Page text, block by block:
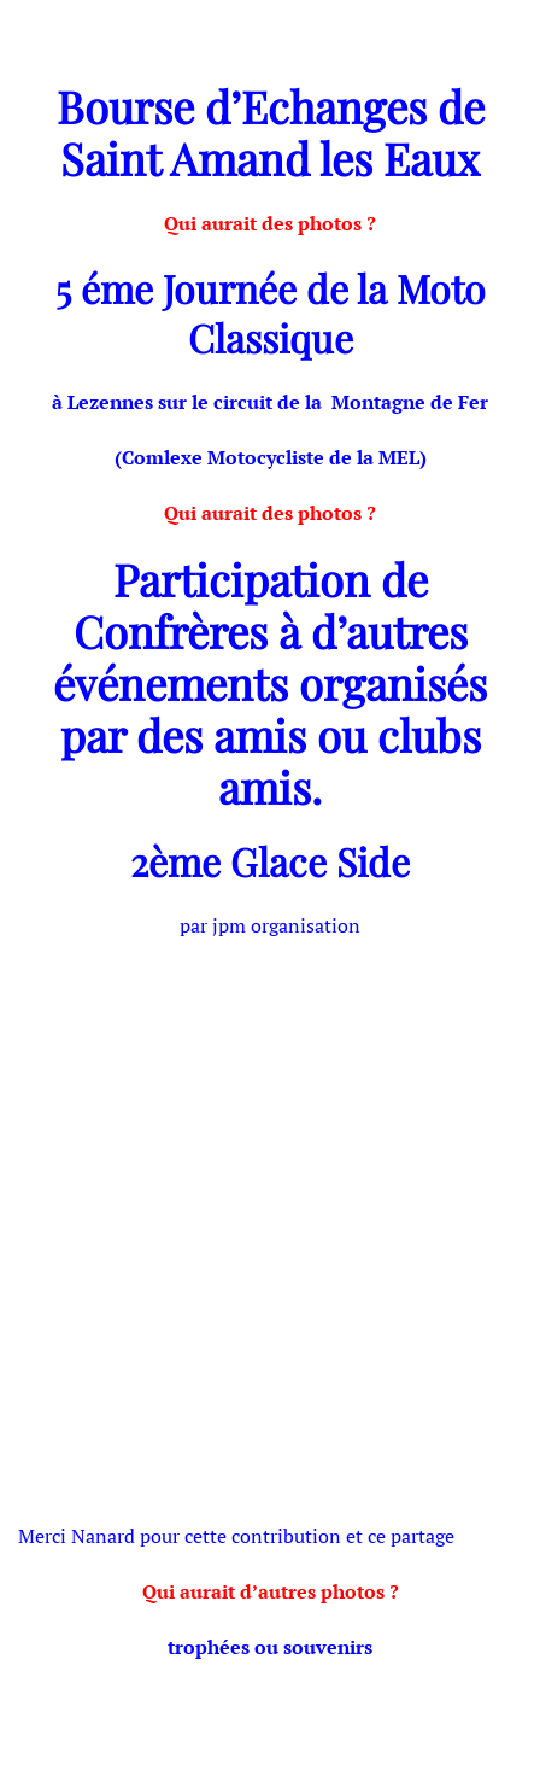
Bourse d’Echanges de
Saint Amand les Eaux
Qui aurait des photos ?
5 éme Journée de la Moto
Classique
à Lezennes sur le circuit de la Montagne de Fer
(Comlexe Motocycliste de la MEL)
Qui aurait des photos ?
Participation de
Confrères à d’autres
événements organisés
par des amis ou clubs
amis.
2ème Glace Side
par jpm organisation
Merci Nanard pour cette contribution et ce partage
Qui aurait d’autres photos ?
trophées ou souvenirs